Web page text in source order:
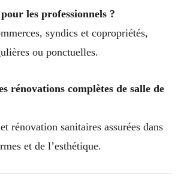
les professionnels ?
syndics et copropriétés,
ou ponctuelles.
rénovations complètes de salle de
rénovation sanitaires assurées dans
et de l’esthétique.